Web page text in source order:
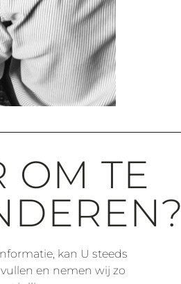
OM TE
kan U steeds
en nemen wij zo